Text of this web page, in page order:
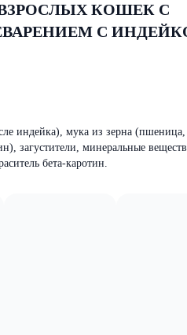
КОШЕК С
С
индейка), мука из зерна
загустители, минеральные
бета-каротин.